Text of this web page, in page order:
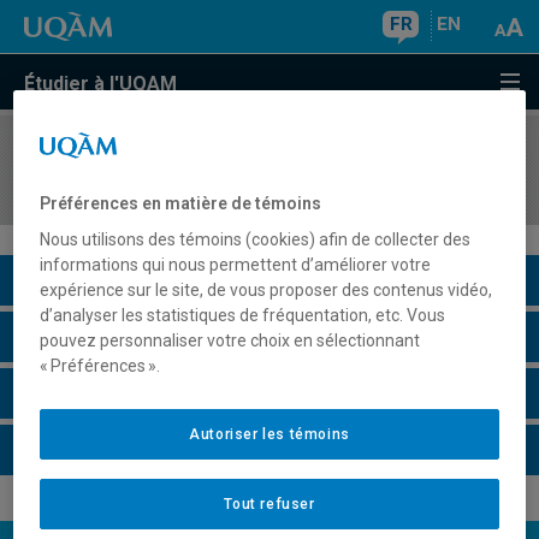
FR EN
Étudier à l'UQAM
COURS//
Description du cours
Horaire - Été 2026
Préférences en matière de témoins
Nous utilisons des témoins (cookies) afin de collecter des
informations qui nous permettent d’améliorer votre
expérience sur le site, de vous proposer des contenus vidéo,
d’analyser les statistiques de fréquentation, etc. Vous
pouvez personnaliser votre choix en sélectionnant
« Préférences ».
Tout refuser
Autoriser les témoins